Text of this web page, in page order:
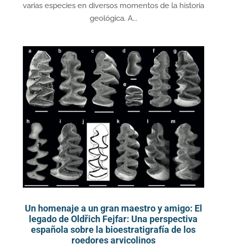
varias especies en diversos momentos de la historia
geológica. A...
Un homenaje a un gran maestro y amigo: El
legado de Oldřich Fejfar: Una perspectiva
española sobre la bioestratigrafía de los
roedores arvicolinos